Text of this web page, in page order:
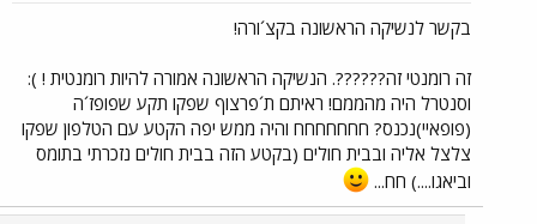
בקשר לנשיקה הראשונה בקצ´ורה!
זה רומנטי זה??????. הנשיקה הראשונה אמורה להיות רומנטית ! ):
וסנטרל היה מהממם! ראיתם ת´פרצוף שפקו תקע שפופז´ה
(פופאיי)נכנס? חחחחחחח והיה ממש יפה הקטע עם הטלפון שפקו
צלצל אליה ובבית חולים (בקטע הזה בבית חולים נזכרתי בתומס
וביאגו....) חח...